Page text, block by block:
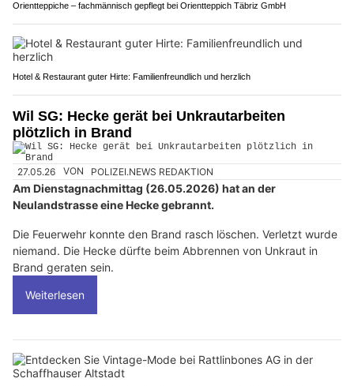
Orientteppiche – fachmännisch gepflegt bei Orientteppich Täbriz GmbH
Hotel & Restaurant guter Hirte: Familienfreundlich und herzlich
Wil SG: Hecke gerät bei Unkrautarbeiten
plötzlich in Brand
27.05.26 VON POLIZEI.NEWS REDAKTION
Am Dienstagnachmittag (26.05.2026) hat an der
Neulandstrasse eine Hecke gebrannt.
Die Feuerwehr konnte den Brand rasch löschen. Verletzt wurde
niemand. Die Hecke dürfte beim Abbrennen von Unkraut in
Brand geraten sein.
Weiterlesen